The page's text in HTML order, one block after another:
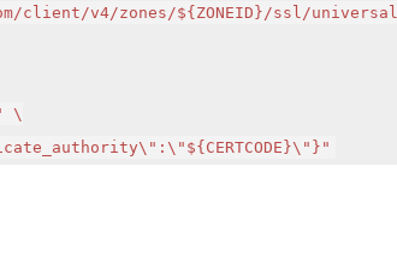
client/v4/zones/${ZONEID}/ssl/